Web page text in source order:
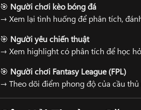
🎯 Người chơi kèo bóng đá
→ Xem lại tình huống để phân tích,
🎯 Người yêu chiến thuật
→ Xem highlight có phân tích để học
🎯 Người chơi Fantasy League (FPL)
→ Theo dõi điểm phong độ của cầu